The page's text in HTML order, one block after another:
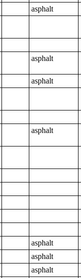
asphalt
asphalt
asphalt
asphalt
asphalt
asphalt
asphalt